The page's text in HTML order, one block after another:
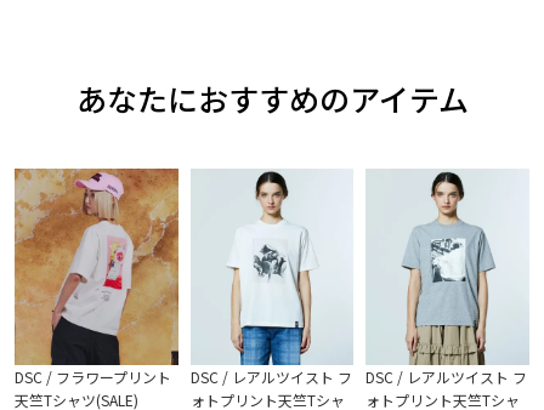
あなたにおすすめのアイテム
DSC / フラワープリント
天竺Tシャツ(SALE)
DSC / レアルツイスト フ
ォトプリント天竺Tシャ
DSC / レアルツイスト フ
ォトプリント天竺Tシャ